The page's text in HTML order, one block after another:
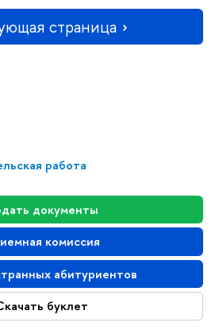
работа
документы
комиссия
абитуриентов
буклет
страница